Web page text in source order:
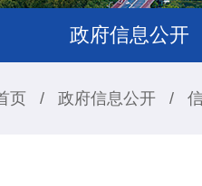
政府信息公开
页 / 政府信息公开 /